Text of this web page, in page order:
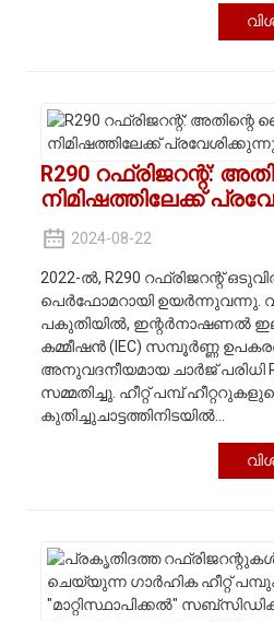
R290 റഫ്രിജറന്റ്:
നിമിഷത്തിലേക്ക്
2024-08-22
2022-ൽ, R290 റഫ്രിജറന്റ്
പെർഫോമറായി ഉയർന്നുവന്നു.
പകുതിയിൽ, ഇന്റർനാഷണൽ
കമ്മീഷൻ (IEC) സമ്പൂർണ്ണ
അനുവദനീയമായ ചാർജ് പരിധി
സമ്മതിച്ചു. ഹീറ്റ് പമ്പ്
കുതിച്ചുചാട്ടത്തിനിടയിൽ...